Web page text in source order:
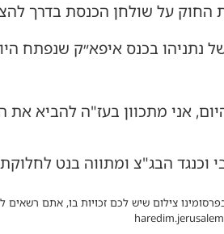
החוק על שולחן הכנסת בדרך
נתניהו בכנס איפא״ק שנפתח
אני מתכוון בעז"ה להביא
הבג"צ ומתווה בנט
צילום שיש לכם זכויות בו, אתם רשאים